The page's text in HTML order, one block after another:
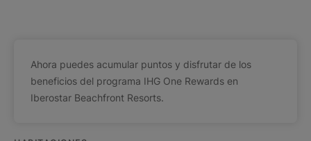
Ahora puedes acumular puntos y disfrutar de los
beneficios del programa IHG One Rewards en
Iberostar Beachfront Resorts.